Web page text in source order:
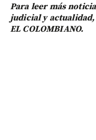
Para leer más
judicial y
EL COLOMBIANO.